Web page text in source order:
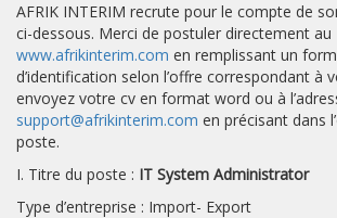
AFRIK INTERIM recrute pour le compte de
ci-dessous. Merci de postuler directement au
www.afrikinterim.com en remplissant un
d’identification selon l’offre correspondant à
envoyez votre cv en format word ou à
support@afrikinterim.com en précisant dans
poste.
I. Titre du poste : IT System Administrator
Type d’entreprise : Import- Export